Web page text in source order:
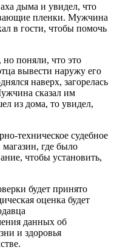
дыма и увидел, что
пленки. Мужчина
в гости, чтобы помочь
но поняли, что это
вывести наружу его
наверх, загорелась
сказал им
из дома, то увидел,
техническое судебное
где было
чтобы установить,
будет принято
оценка будет
данных об
и здоровья